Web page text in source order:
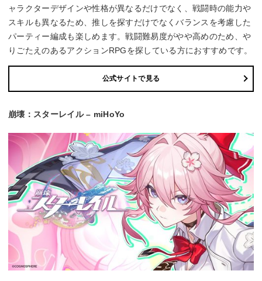
ャラクターデザインや性格が異なるだけでなく、戦闘時の能力や
スキルも異なるため、推しを探すだけでなくバランスを考慮した
パーティー編成も楽しめます。戦闘難易度がやや高めのため、や
りごたえのあるアクションRPGを探している方におすすめです。
公式サイトで見る
崩壊：スターレイル – miHoYo